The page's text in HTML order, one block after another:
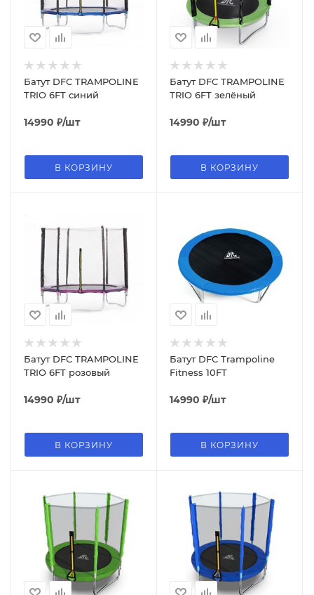
Батут DFC TRAMPOLINE
TRIO 6FT синий
14990 ₽/шт
В КОРЗИНУ
Батут DFC TRAMPOLINE
TRIO 6FT зелёный
14990 ₽/шт
В КОРЗИНУ
Батут DFC TRAMPOLINE
TRIO 6FT розовый
14990 ₽/шт
В КОРЗИНУ
Батут DFC Trampoline
Fitness 10FT
14990 ₽/шт
В КОРЗИНУ